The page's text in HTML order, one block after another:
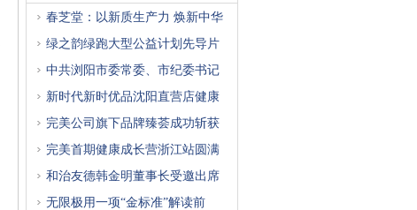
春芝堂：以新质生产力 焕新中华
绿之韵绿跑大型公益计划先导片
中共浏阳市委常委、市纪委书记
新时代新时优品沈阳直营店健康
完美公司旗下品牌臻荟成功斩获
完美首期健康成长营浙江站圆满
和治友德韩金明董事长受邀出席
无限极用一项“金标准”解读前